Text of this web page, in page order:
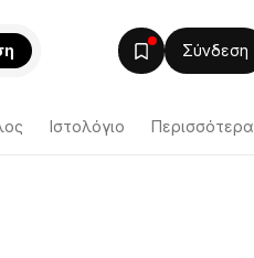
Σύνδεση
Ιστολόγιο Περισσότερα